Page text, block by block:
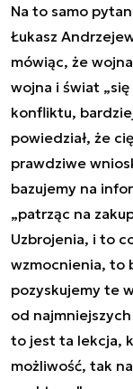
Na to samo
Łukasz
mówiąc, że
wojna i świat
konfliktu,
powiedział, że
prawdziwe
bazujemy na
„patrząc na
Uzbrojenia, i to
wzmocnienia, to
pozyskujemy te
od
to jest ta lekcja,
możliwość, tak